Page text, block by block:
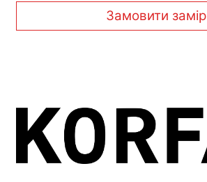
Замовити замір